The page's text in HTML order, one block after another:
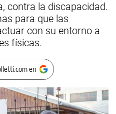
contra la discapacidad.
para que las
con su entorno a
físicas.
en